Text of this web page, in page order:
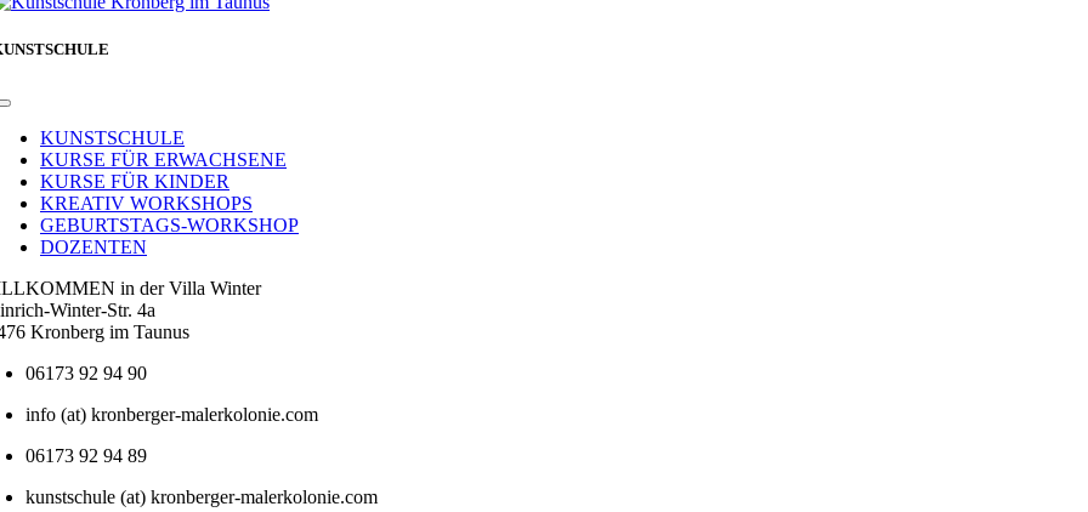
Toggle
NavigationKUNSTSCHULE
KURSE FÜR ERWACHSENE
KURSE FÜR KINDER
KREATIV WORKSHOPS
GEBURTSTAGS-WORKSHOP
DOZENTEN
in der Villa Winter
Winter-Str. 4a
Kronberg im Taunus
06173 92 94 90
info (at) kronberger-malerkolonie.com
06173 92 94 89
kunstschule (at) kronberger-malerkolonie.com